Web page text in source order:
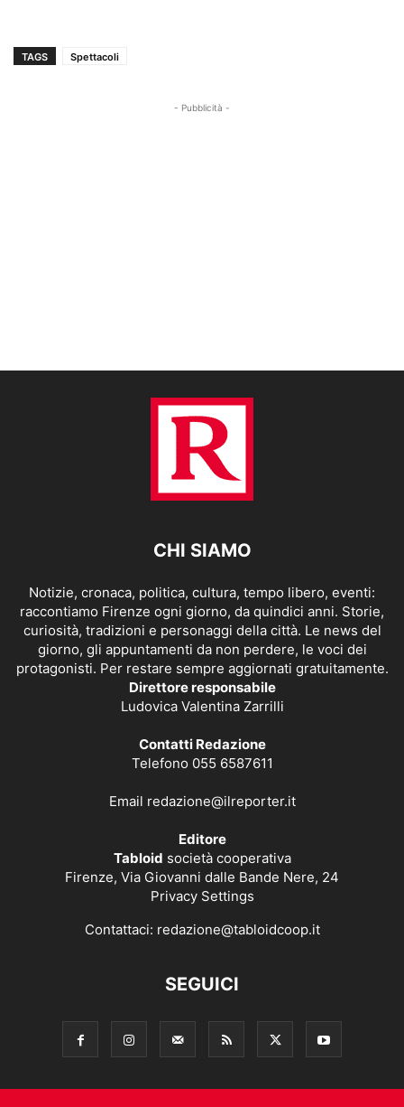
TAGS Spettacoli
- Pubblicità -
CHI SIAMO
Notizie, cronaca, politica, cultura, tempo libero, eventi:
raccontiamo Firenze ogni giorno, da quindici anni. Storie,
curiosità, tradizioni e personaggi della città. Le news del
giorno, gli appuntamenti da non perdere, le voci dei
protagonisti. Per restare sempre aggiornati gratuitamente.
Direttore responsabile
Ludovica Valentina Zarrilli
Contatti Redazione
Telefono 055 6587611
Email redazione@ilreporter.it
Editore
Tabloid società cooperativa
Firenze, Via Giovanni dalle Bande Nere, 24
Privacy Settings
Contattaci: redazione@tabloidcoop.it
SEGUICI